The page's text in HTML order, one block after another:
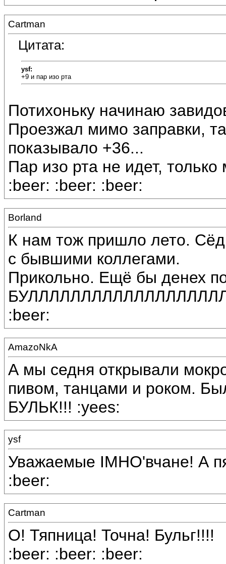
Cartman
Цитата:
ysf:
+9 и пар изо рта
Потихоньку начинаю
Проезжал мимо заправки,
показывало +36...
Пар изо рта не идет,
:beer: :beer: :beer:
Borland
К нам тож пришло лето.
с бывшими коллегами.
Прикольно. Ещё бы денех
:beer:
AmazoNkA
А мы седня открывали
пивом, танцами и роком.
БУЛЬК!!! :yees:
ysf
Уважаемые IMHO'вчане! А
:beer:
Cartman
О! Тяпница! Точна! Бульг!!!!
:beer: :beer: :beer: